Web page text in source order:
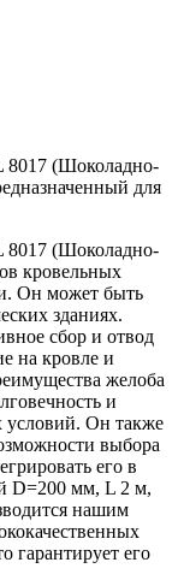
8017 (Шоколадно-
для
8017 (Шоколадно-
кровельных
Он может быть
зданиях.
сбор и отвод
на кровле и
желоба
и
условий. Он также
выбора
его в
D=200 мм, L 2 м,
нашим
гарантирует его